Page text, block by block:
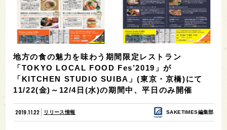
地方の食の魅力を味わう期間限定レストラン
「TOKYO LOCAL FOOD Fes’2019」が
「KITCHEN STUDIO SUIBA」(東京・京橋)にて
11/22(金)～12/4日(水)の期間中、平日のみ開催
2019.11.22 リリース情報 SAKETIMES編集部